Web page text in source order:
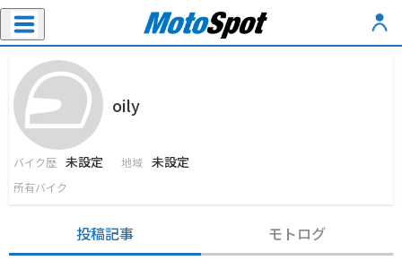
oily
バイク歴 未設定 地域 未設定
所有バイク
投稿記事 モトログ